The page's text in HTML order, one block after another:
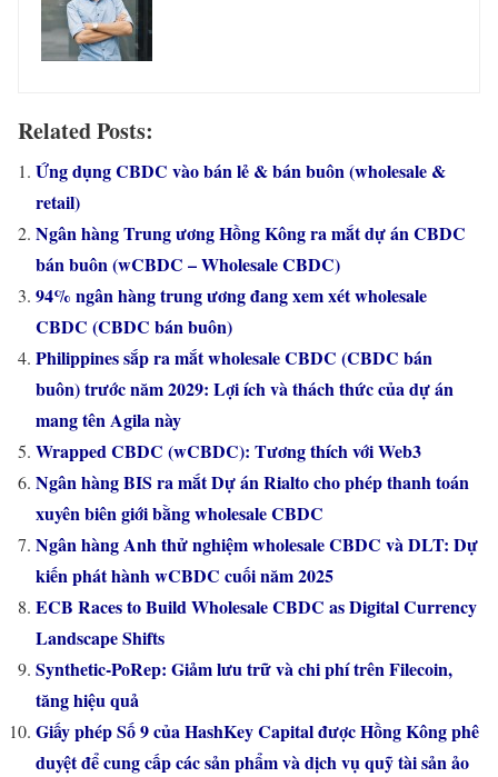
Related Posts:
Ứng dụng CBDC vào bán lẻ & bán buôn (wholesale &
retail)
Ngân hàng Trung ương Hồng Kông ra mắt dự án CBDC
bán buôn (wCBDC – Wholesale CBDC)
94% ngân hàng trung ương đang xem xét wholesale
CBDC (CBDC bán buôn)
Philippines sắp ra mắt wholesale CBDC (CBDC bán
buôn) trước năm 2029: Lợi ích và thách thức của dự án
mang tên Agila này
Wrapped CBDC (wCBDC): Tương thích với Web3
Ngân hàng BIS ra mắt Dự án Rialto cho phép thanh toán
xuyên biên giới bằng wholesale CBDC
Ngân hàng Anh thử nghiệm wholesale CBDC và DLT: Dự
kiến phát hành wCBDC cuối năm 2025
ECB Races to Build Wholesale CBDC as Digital Currency
Landscape Shifts
Synthetic-PoRep: Giảm lưu trữ và chi phí trên Filecoin,
tăng hiệu quả
Giấy phép Số 9 của HashKey Capital được Hồng Kông phê
duyệt để cung cấp các sản phẩm và dịch vụ quỹ tài sản ảo